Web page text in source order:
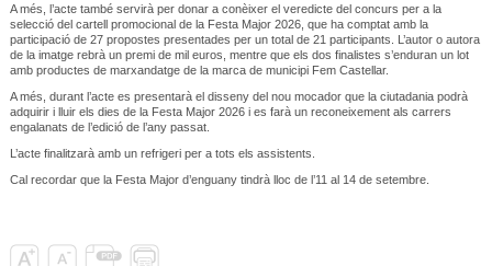
A més, l’acte també servirà per donar a conèixer el veredicte del concurs per a la
selecció del cartell promocional de la Festa Major 2026, que ha comptat amb la
participació de 27 propostes presentades per un total de 21 participants. L’autor o autora
de la imatge rebrà un premi de mil euros, mentre que els dos finalistes s’enduran un lot
amb productes de marxandatge de la marca de municipi Fem Castellar.
A més, durant l’acte es presentarà el disseny del nou mocador que la ciutadania podrà
adquirir i lluir els dies de la Festa Major 2026 i es farà un reconeixement als carrers
engalanats de l’edició de l’any passat.
L’acte finalitzarà amb un refrigeri per a tots els assistents.
Cal recordar que la Festa Major d’enguany tindrà lloc de l’11 al 14 de setembre.